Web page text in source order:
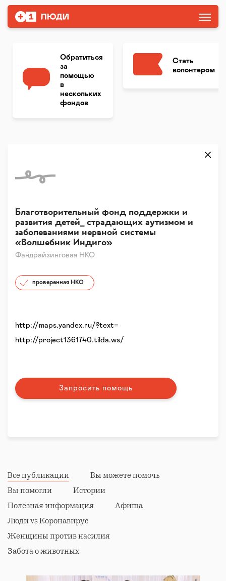
Обратиться
за
помощью
в
нескольких
фондов
Стать
волонтером
Фандрайзинговая НКО
Благотворительный фонд поддержки и
развития детей_ страдающих аутизмом и
заболеваниями нервной системы
«Волшебник Индиго»
проверенная НКО
http://maps.yandex.ru/?text=
http://project1361740.tilda.ws/
Запросить помощь
Все публикации
Вы можете помочь
Вы помогли
Истории
Полезная информация
Афиша
Люди vs Коронавирус
Женщины против насилия
Забота о животных